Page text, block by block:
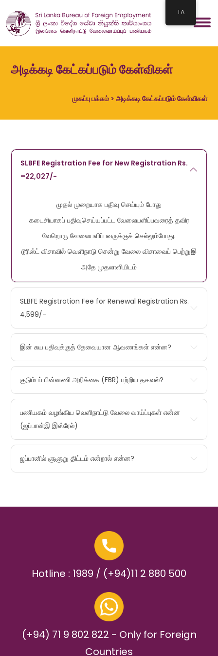
அடிக்கடி கேட்கப்படும் கேள்விகள்
முகப்பு பக்கம்> அடிக்கடி கேட்கப்படும் கேள்விகள்
SLBFE Registration Fee for New Registration Rs.
=22,027/-
முதல் முறையாக பதிவு செய்யும் போது
கடைசியாகப் பதிவுசெய்யப்பட்ட வேலையளிப்பவரைத் தவிர
வேறொரு வேலையளிப்பவருக்குச் செல்லும்போது.
டூரிஸ்ட் விசாவில் வெளிநாடு சென்று வேலை விசாவைப் பெற்றுஇ
அதே முதலாளியிடம்
SLBFE Registration Fee for Renewal Registration Rs.
4,599/-
இன் சுய பதிவுக்குத் தேவையான ஆவணங்கள் என்ன?
குடும்பப் பின்னணி அறிக்கை (FBR) பற்றிய தகவல்?
பணியகம் வழங்கிய வெளிநாட்டு வேலை வாய்ப்புகள் என்ன
(ஜப்பான்இ இஸ்ரேல்)
ஜப்பானில் ளுளுறு திட்டம் என்றால் என்ன?
Hotline : 1989 / (+94)11 2 880 500
(+94) 71 9 802 822 - Only for Foreign
Countries
TA